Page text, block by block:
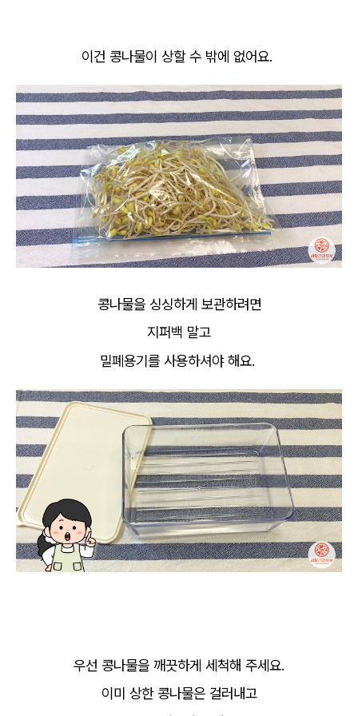
이건 콩나물이 상할 수 밖에 없어요.
콩나물을 싱싱하게 보관하려면
지퍼백 말고
밀폐용기를 사용하셔야 해요.
우선 콩나물을 깨끗하게 세척해 주세요.
이미 상한 콩나물은 걸러내고